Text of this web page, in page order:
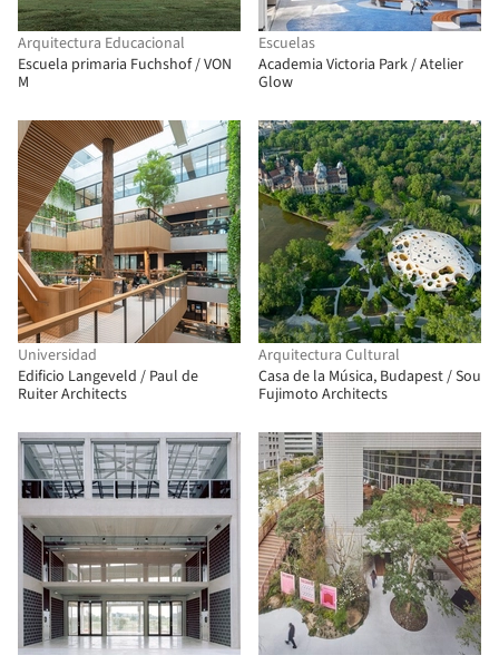
Arquitectura Educacional
Escuela primaria Fuchshof / VON
M
Escuelas
Academia Victoria Park / Atelier
Glow
Universidad
Edificio Langeveld / Paul de
Ruiter Architects
Arquitectura Cultural
Casa de la Música, Budapest / Sou
Fujimoto Architects